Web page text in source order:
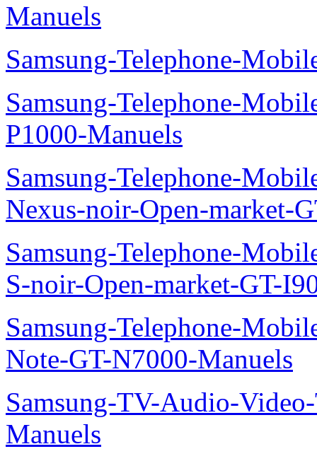
Manuels
Samsung-Telephone-
Samsung-Telephone-
P1000-Manuels
Samsung-Telephone-
Nexus-noir-Open-market-
Samsung-Telephone-
S-noir-Open-market-GT-
Samsung-Telephone-
Note-GT-N7000-Manuels
Samsung-TV-Audio-
Manuels